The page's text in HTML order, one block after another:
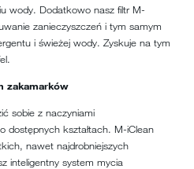
wody. Dodatkowo nasz filtr M-
zanieczyszczeń i tym samym
i świeżej wody. Zyskuje na tym
zakamarków
sobie z naczyniami
dostępnych kształtach. M-iClean
nawet najdrobniejszych
inteligentny system mycia